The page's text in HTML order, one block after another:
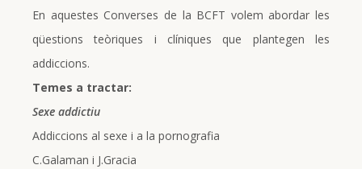
En aquestes Converses de la BCFT volem abordar les
qüestions teòriques i clíniques que plantegen les
addiccions.
Temes a tractar:
Sexe addictiu
Addiccions al sexe i a la pornografia
C.Galaman i J.Gracia